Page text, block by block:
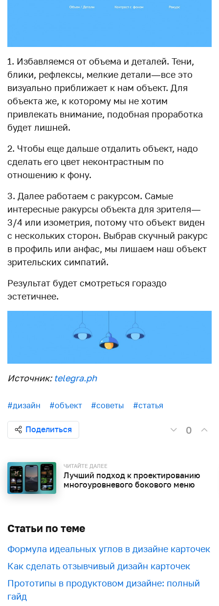
1. Избавляемся от объема и деталей. Тени,
блики, рефлексы, мелкие детали — все это
визуально приближает к нам объект. Для
объекта же, к которому мы не хотим
привлекать внимание, подобная проработка
будет лишней.
2. Чтобы еще дальше отдалить объект, надо
сделать его цвет неконтрастным по
отношению к фону.
3. Далее работаем с ракурсом. Самые
интересные ракурсы объекта для зрителя —
3/4 или изометрия, потому что объект виден
с нескольких сторон. Выбрав скучный ракурс
в профиль или анфас, мы лишаем наш объект
зрительских симпатий.
Результат будет смотреться гораздо
эстетичнее.
Источник: telegra.ph
#дизайн #объект #советы #статья
Поделиться 0
ЧИТАЙТЕ ДАЛЕЕ
Лучший подход к проектированию
многоуровневого бокового меню
Статьи по теме
Формула идеальных углов в дизайне карточек
Как сделать отзывчивый дизайн карточек
Прототипы в продуктовом дизайне: полный
гайд